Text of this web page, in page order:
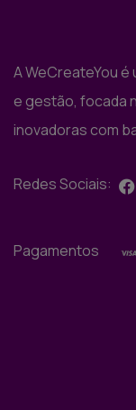
A WeCreateYou
e gestão, focada
inovadoras com
Redes Sociais:
Pagamentos